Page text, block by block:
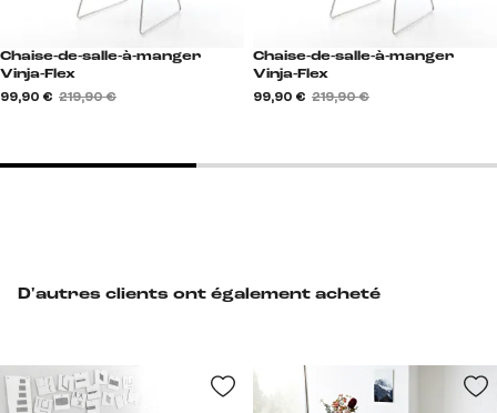
D'autres clients ont également acheté
Chaise-de-salle-à-manger
Vinja-Flex
99,90 € 219,90 €
Chaise-de-salle-à-manger
Vinja-Flex
99,90 € 219,90 €